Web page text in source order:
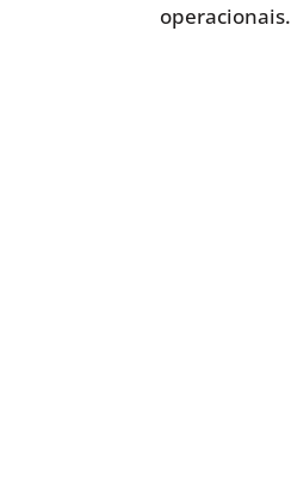
operacionais.